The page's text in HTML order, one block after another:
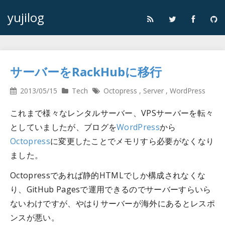
yujilog
サーバーをRackHubに移行
2013/05/15 Tech Octopress , Server , WordPress
これまで様々なレンタルサーバー、VPSサーバーを転々
としていましたが、ブログをWordPressから
Octopressに変更したことでメモリすら必要がなくなり
ました。
Octopressであれば静的HTMLでしか構成されなくな
り、GitHub Pagesで運用できるのでサーバーすらいら
ないわけですが、やはりサーバーが海外にあるとレスポ
ンスが悪い。